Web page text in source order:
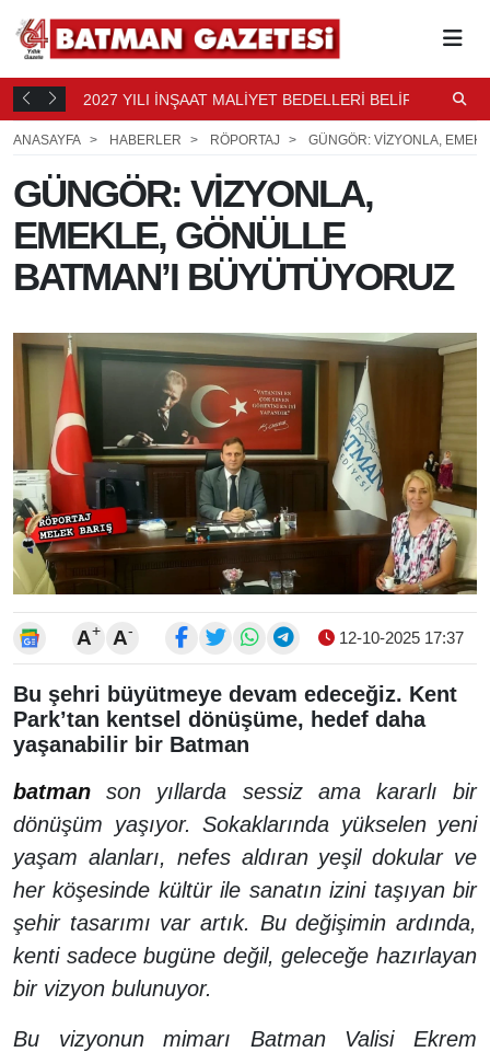
3 SAAT 2027 YILI İNŞAAT MALİYET BEDELLERİ BELİRLENDİ
ANASAYFA HABERLER RÖPORTAJ GÜNGÖR: VİZYONLA,
GÜNGÖR: VİZYONLA,
EMEKLE, GÖNÜLLE
BATMAN’I BÜYÜTÜYORUZ
A+ A- 12-10-2025 17:37
Bu şehri büyütmeye devam edeceğiz. Kent
Park’tan kentsel dönüşüme, hedef daha
yaşanabilir bir Batman
batman son yıllarda sessiz ama kararlı bir
dönüşüm yaşıyor. Sokaklarında yükselen yeni
yaşam alanları, nefes aldıran yeşil dokular ve
her köşesinde kültür ile sanatın izini taşıyan bir
şehir tasarımı var artık. Bu değişimin ardında,
kenti sadece bugüne değil, geleceğe hazırlayan
bir vizyon bulunuyor.
Bu vizyonun mimarı Batman Valisi Ekrem